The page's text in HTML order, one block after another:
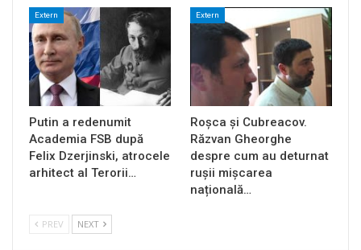
Extern
Putin a redenumit
Academia FSB după
Felix Dzerjinski, atrocele
arhitect al Terorii…
Extern
Roșca și Cubreacov.
Răzvan Gheorghe
despre cum au deturnat
rușii mișcarea
națională…
PREV NEXT